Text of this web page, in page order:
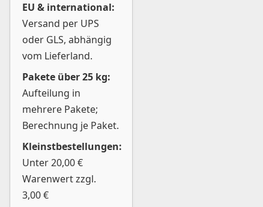
EU & international:
Versand per UPS
oder GLS, abhängig
vom Lieferland.
Pakete über 25 kg:
Aufteilung in
mehrere Pakete;
Berechnung je Paket.
Kleinstbestellungen:
Unter 20,00 €
Warenwert zzgl.
3,00 €